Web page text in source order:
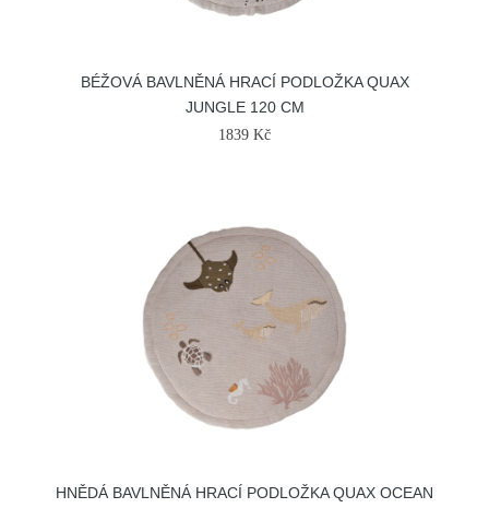
BÉŽOVÁ BAVLNĚNÁ HRACÍ PODLOŽKA QUAX
JUNGLE 120 CM
1839 Kč
HNĚDÁ BAVLNĚNÁ HRACÍ PODLOŽKA QUAX OCEAN